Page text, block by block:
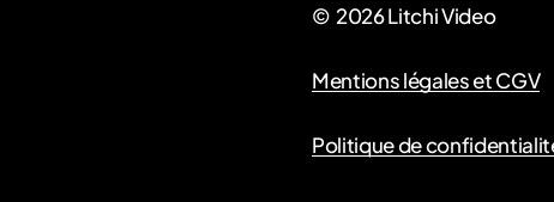
libérale d’astreinte ce soir là dans le secteur
© 2026Litchi Video
Mentions légales et CGV
Politique de